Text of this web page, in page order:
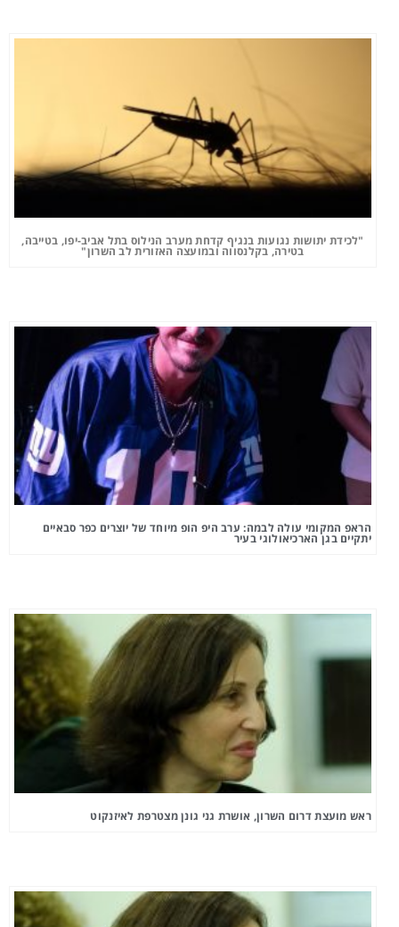
"לכידת יתושות נגועות בנגיף קדחת מערב הנילוס בתל אביב-יפו, בטייבה,
בטירה, בקלנסווה ובמועצה האזורית לב השרון"
הראפ המקומי עולה לבמה: ערב היפ הופ מיוחד של יוצרים כפר סבאיים
יתקיים בגן הארכיאולוגי בעיר
ראש מועצת דרום השרון, אושרת גני גונן מצטרפת לאיזנקוט